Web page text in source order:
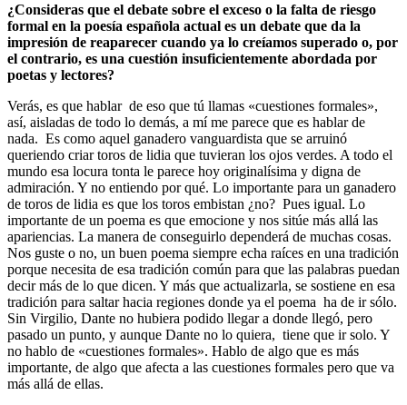
¿Consideras que el debate sobre el exceso o la falta de riesgo
formal en la poesía española actual es un debate que da la
impresión de reaparecer cuando ya lo creíamos superado o, por
el contrario, es una cuestión insuficientemente abordada por
poetas y lectores?
Verás, es que hablar de eso que tú llamas «cuestiones formales»,
así, aisladas de todo lo demás, a mí me parece que es hablar de
nada. Es como aquel ganadero vanguardista que se arruinó
queriendo criar toros de lidia que tuvieran los ojos verdes. A todo el
mundo esa locura tonta le parece hoy originalísima y digna de
admiración. Y no entiendo por qué. Lo importante para un ganadero
de toros de lidia es que los toros embistan ¿no? Pues igual. Lo
importante de un poema es que emocione y nos sitúe más allá las
apariencias. La manera de conseguirlo dependerá de muchas cosas.
Nos guste o no, un buen poema siempre echa raíces en una tradición
porque necesita de esa tradición común para que las palabras puedan
decir más de lo que dicen. Y más que actualizarla, se sostiene en esa
tradición para saltar hacia regiones donde ya el poema ha de ir sólo.
Sin Virgilio, Dante no hubiera podido llegar a donde llegó, pero
pasado un punto, y aunque Dante no lo quiera, tiene que ir solo. Y
no hablo de «cuestiones formales». Hablo de algo que es más
importante, de algo que afecta a las cuestiones formales pero que va
más allá de ellas.